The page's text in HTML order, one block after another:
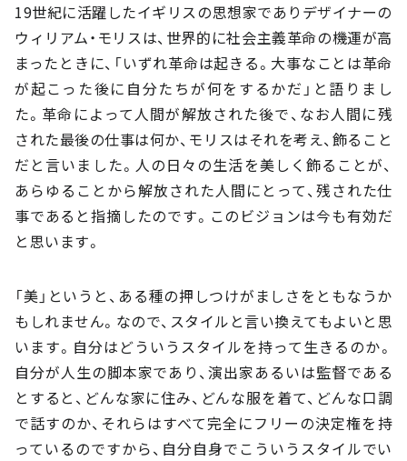
19世紀に活躍したイギリスの思想家でありデザイナーの
ウィリアム・モリスは、世界的に社会主義革命の機運が高
まったときに、「いずれ革命は起きる。大事なことは革命
が起こった後に自分たちが何をするかだ」と語りまし
た。革命によって人間が解放された後で、なお人間に残
された最後の仕事は何か、モリスはそれを考え、飾ること
だと言いました。人の日々の生活を美しく飾ることが、
あらゆることから解放された人間にとって、残された仕
事であると指摘したのです。このビジョンは今も有効だ
と思います。
「美」というと、ある種の押しつけがましさをともなうか
もしれません。なので、スタイルと言い換えてもよいと思
います。自分はどういうスタイルを持って生きるのか。
自分が人生の脚本家であり、演出家あるいは監督である
とすると、どんな家に住み、どんな服を着て、どんな口調
で話すのか、それらはすべて完全にフリーの決定権を持
っているのですから、自分自身でこういうスタイルでい